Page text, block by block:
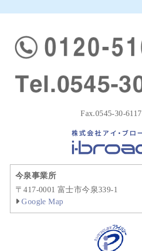
Fax.0545-30-6117
今泉事業所
〒417-0001 富士市今泉339-1
Google Map